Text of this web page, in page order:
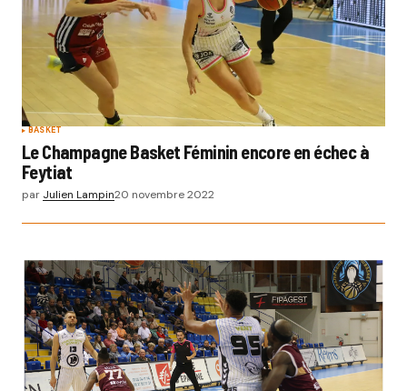
BASKET
Le Champagne Basket Féminin encore en échec à
Feytiat
par Julien Lampin20 novembre 2022